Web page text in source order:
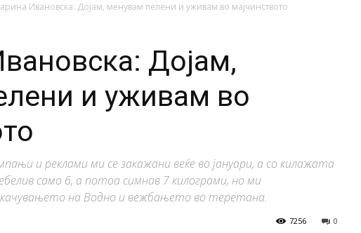
Ивановска: Дојам, менувам пелени и уживам во мајчинството
Дојам,
и уживам во
и реклами ми се закажани веќе во јануари, а со килажата
само 6, а потоа симнав 7 килограми, но ми
на Водно и вежбањето во теретана.
0
7256